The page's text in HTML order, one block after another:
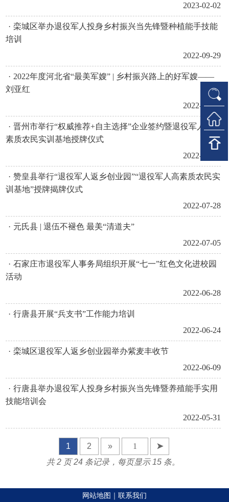
2023-02-02
· 栾城区举办退役军人投身乡村振兴当先锋暨种植能手技能
培训
2022-09-29
· 2022年度河北省“最美军嫂” | 乡村振兴路上的好军嫂——
刘亚红
2022-09-22
· 晋州市举行“权威推荐+自主选择”企业签约暨退役军人高
素质农民实训基地授牌仪式
2022-08-15
· 赞皇县举行“退役军人返乡创业园”“退役军人高素质农民实
训基地”授牌揭牌仪式
2022-07-28
· 元氏县 | 退伍不褪色 最美“清道夫”
2022-07-05
· 石家庄市退役军人事务局组织开展“七一”红色文化进校园
活动
2022-06-28
· 行唐县开展“兵支书”工作能力培训
2022-06-24
· 栾城区退役军人返乡创业园举办紫麦丰收节
2022-06-09
· 行唐县举办退役军人投身乡村振兴当先锋暨养殖能手实用
技能培训会
2022-05-31
1 2 »
➤
共 2 页 24 条记录，每页显示 15 条。
网站地图 联系我们